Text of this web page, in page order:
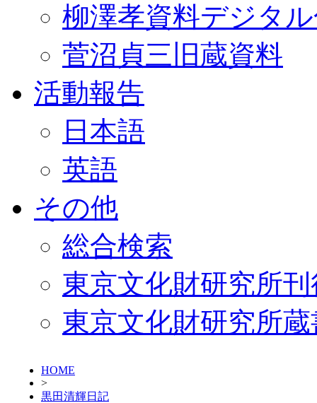
柳澤孝資料デジタ
菅沼貞三旧蔵資料
活動報告
日本語
英語
その他
総合検索
東京文化財研究所
東京文化財研究所
HOME
>
黒田清輝日記